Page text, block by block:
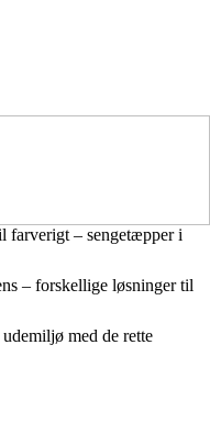
farverigt – sengetæpper i
– forskellige løsninger til
med de rette